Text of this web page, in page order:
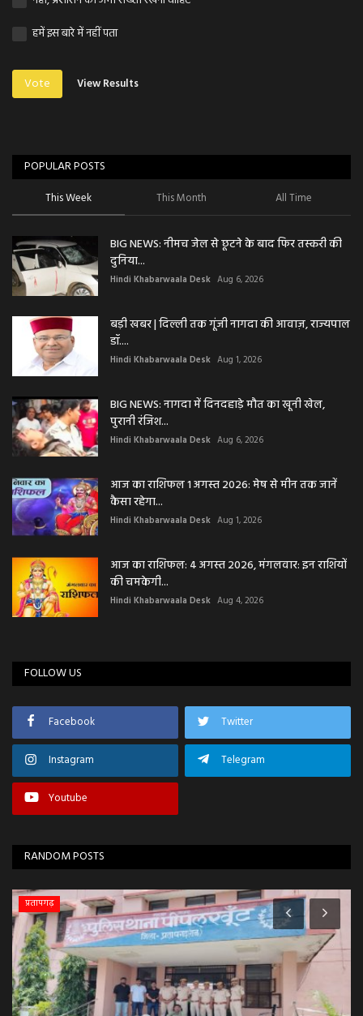
हमें इस बारे में नहीं पता
Vote View Results
POPULAR POSTS
This Week This Month All Time
BIG NEWS: नीमच जेल से छूटने के बाद फिर तस्करी की
दुनिया...
Hindi Khabarwaala Desk Aug 6, 2026
बड़ी खबर | दिल्ली तक गूंजी नागदा की आवाज़, राज्यपाल
डॉ....
Hindi Khabarwaala Desk Aug 1, 2026
BIG NEWS: नागदा में दिनदहाड़े मौत का खूनी खेल,
पुरानी रंजिश...
Hindi Khabarwaala Desk Aug 6, 2026
आज का राशिफल 1 अगस्त 2026: मेष से मीन तक जानें
कैसा रहेगा...
Hindi Khabarwaala Desk Aug 1, 2026
आज का राशिफल: 4 अगस्त 2026, मंगलवार: इन राशियों
की चमकेगी...
Hindi Khabarwaala Desk Aug 4, 2026
FOLLOW US
Facebook Twitter
Instagram Telegram
Youtube
RANDOM POSTS
प्रतापगढ़